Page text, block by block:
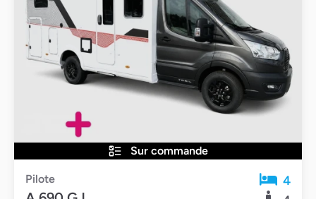
Sur commande
Pilote
4